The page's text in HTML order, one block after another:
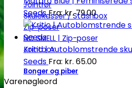
Jointrør
Skulekasser / Stashbox
Zip-poser
NO SMELL | Zip-poser
Jointbox
Bonger og piber
SeedsFra:kr.79.00
Kritic | Autoblomstrende
Seeds Fra: kr. 65.00
Varenøgleord